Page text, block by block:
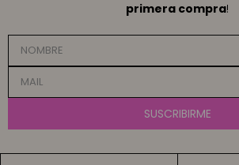
primera compra!
SUSCRIBIRME